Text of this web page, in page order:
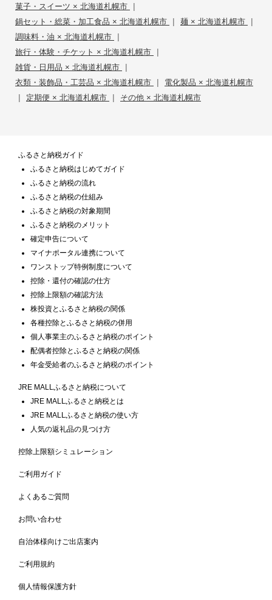
菓子・スイーツ × 北海道札幌市 |
鍋セット・総菜・加工食品 × 北海道札幌市 | 麺 × 北海道札幌市 |
調味料・油 × 北海道札幌市 |
旅行・体験・チケット × 北海道札幌市 |
雑貨・日用品 × 北海道札幌市 |
衣類・装飾品・工芸品 × 北海道札幌市 | 電化製品 × 北海道札幌市
| 定期便 × 北海道札幌市 | その他 × 北海道札幌市
ふるさと納税ガイド
ふるさと納税はじめてガイド
ふるさと納税の流れ
ふるさと納税の仕組み
ふるさと納税の対象期間
ふるさと納税のメリット
確定申告について
マイナポータル連携について
ワンストップ特例制度について
控除・還付の確認の仕方
控除上限額の確認方法
株投資とふるさと納税の関係
各種控除とふるさと納税の併用
個人事業主のふるさと納税のポイント
配偶者控除とふるさと納税の関係
年金受給者のふるさと納税のポイント
JRE MALLふるさと納税について
JRE MALLふるさと納税とは
JRE MALLふるさと納税の使い方
人気の返礼品の見つけ方
控除上限額シミュレーション
ご利用ガイド
よくあるご質問
お問い合わせ
自治体様向けご出店案内
ご利用規約
個人情報保護方針